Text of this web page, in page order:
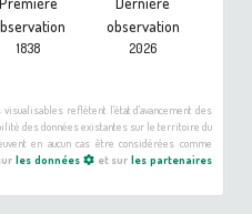
1838
observation
2026
reflètent l'état d'avancement des
des données existantes sur le territoire du
en aucun cas être considérées comme
les données et surles partenaires